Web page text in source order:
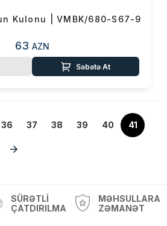
Kulonu | VMBK/680-S67-9
63 AZN
Səbətə At
36 37 38 39 40 41
SÜRƏTLI
ÇATDIRILMA
MƏHSULLARA
ZƏMANƏT